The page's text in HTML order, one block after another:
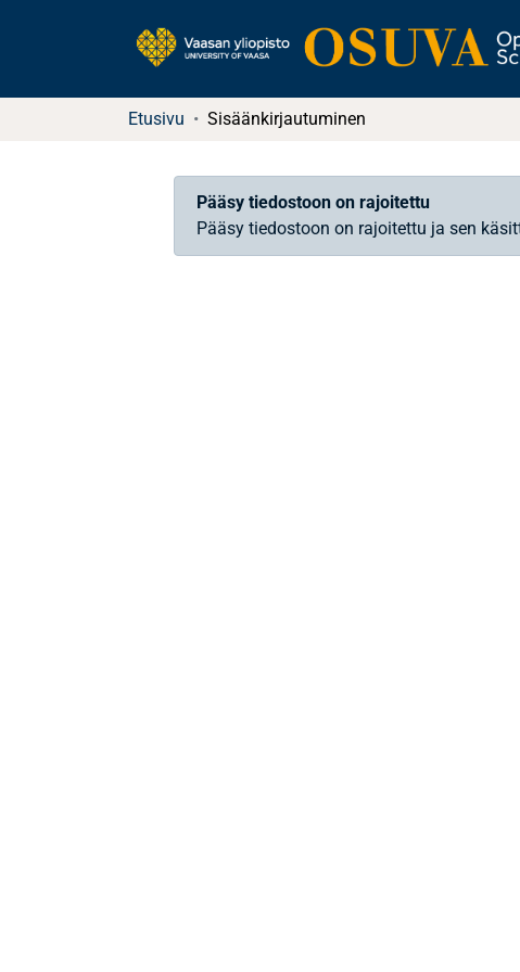
Etusivu Sisäänkirjautuminen
Pääsy tiedostoon on rajoitettu
Pääsy tiedostoon on rajoitettu ja sen